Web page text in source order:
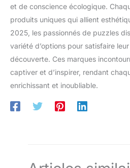
et de conscience écologique.
produits uniques qui allient
2025, les passionnés de puzzles
variété d’options pour satisfaire
découverte. Ces marques
captiver et d’inspirer, rendant
enrichissant et inoubliable.